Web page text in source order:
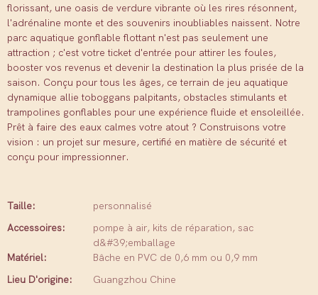
florissant, une oasis de verdure vibrante où les rires résonnent,
l'adrénaline monte et des souvenirs inoubliables naissent. Notre
parc aquatique gonflable flottant n'est pas seulement une
attraction ; c'est votre ticket d'entrée pour attirer les foules,
booster vos revenus et devenir la destination la plus prisée de la
saison. Conçu pour tous les âges, ce terrain de jeu aquatique
dynamique allie toboggans palpitants, obstacles stimulants et
trampolines gonflables pour une expérience fluide et ensoleillée.
Prêt à faire des eaux calmes votre atout ? Construisons votre
vision : un projet sur mesure, certifié en matière de sécurité et
conçu pour impressionner.
Taille:
personnalisé
Accessoires:
pompe à air, kits de réparation, sac
d&#39;emballage
Matériel:
Bâche en PVC de 0,6 mm ou 0,9 mm
Lieu D'origine:
Guangzhou Chine